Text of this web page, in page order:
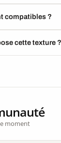
compatibles ?
cette texture ?
moment